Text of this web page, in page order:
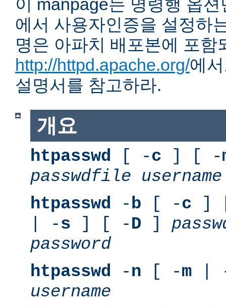
이 manpage는 명령행 옵
에서 사용자인증을 설정하
명은 아파치 배포본에 포함
http://httpd.apache.org/에
설명서를 참고하라.
개요
htpasswd [ -c ] [ -
passwdfile
username
htpasswd -b [ -c ]
| -s ] [ -D ]
password
htpasswd -n [ -m |
username